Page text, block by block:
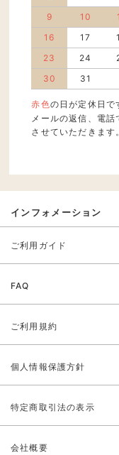
9
10
16
17
23
24
30
31
赤色の日が定休日で
メールの返信、電
させていただきます。
インフォメーション
ご利用ガイド
FAQ
ご利用規約
個人情報保護方針
特定商取引法の表示
会社概要